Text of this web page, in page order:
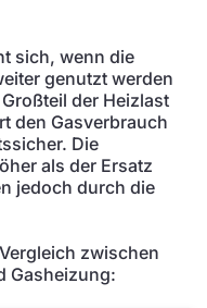
sich, wenn die
genutzt werden
der Heizlast
den Gasverbrauch
Die
als der Ersatz
jedoch durch die
zwischen
Gasheizung: